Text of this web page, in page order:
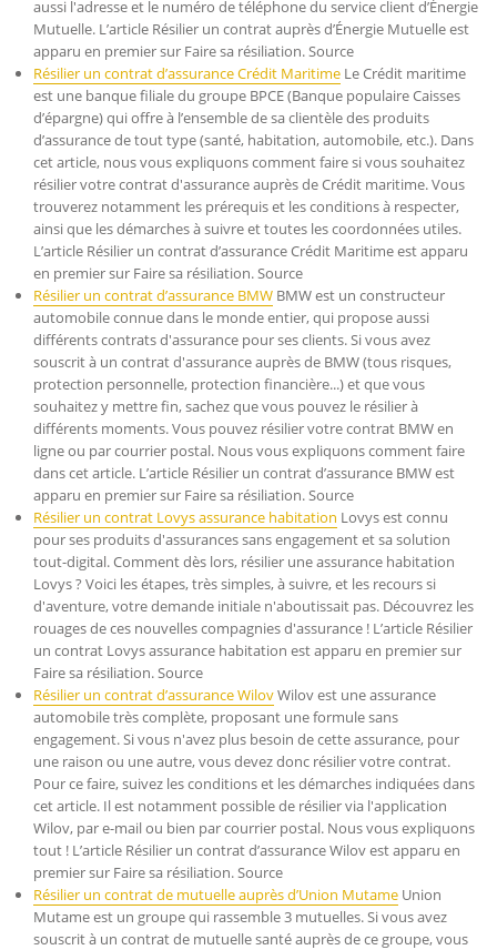
aussi l'adresse et le numéro de téléphone du service client d’Énergie
Mutuelle. L’article Résilier un contrat auprès d’Énergie Mutuelle est
apparu en premier sur Faire sa résiliation. Source
Résilier un contrat d’assurance Crédit Maritime Le Crédit maritime
est une banque filiale du groupe BPCE (Banque populaire Caisses
d’épargne) qui offre à l’ensemble de sa clientèle des produits
d’assurance de tout type (santé, habitation, automobile, etc.). Dans
cet article, nous vous expliquons comment faire si vous souhaitez
résilier votre contrat d'assurance auprès de Crédit maritime. Vous
trouverez notamment les prérequis et les conditions à respecter,
ainsi que les démarches à suivre et toutes les coordonnées utiles.
L’article Résilier un contrat d’assurance Crédit Maritime est apparu
en premier sur Faire sa résiliation. Source
Résilier un contrat d’assurance BMW BMW est un constructeur
automobile connue dans le monde entier, qui propose aussi
différents contrats d'assurance pour ses clients. Si vous avez
souscrit à un contrat d'assurance auprès de BMW (tous risques,
protection personnelle, protection financière...) et que vous
souhaitez y mettre fin, sachez que vous pouvez le résilier à
différents moments. Vous pouvez résilier votre contrat BMW en
ligne ou par courrier postal. Nous vous expliquons comment faire
dans cet article. L’article Résilier un contrat d’assurance BMW est
apparu en premier sur Faire sa résiliation. Source
Résilier un contrat Lovys assurance habitation Lovys est connu
pour ses produits d'assurances sans engagement et sa solution
tout-digital. Comment dès lors, résilier une assurance habitation
Lovys ? Voici les étapes, très simples, à suivre, et les recours si
d'aventure, votre demande initiale n'aboutissait pas. Découvrez les
rouages de ces nouvelles compagnies d'assurance ! L’article Résilier
un contrat Lovys assurance habitation est apparu en premier sur
Faire sa résiliation. Source
Résilier un contrat d’assurance WilovWilov est une assurance
automobile très complète, proposant une formule sans
engagement. Si vous n'avez plus besoin de cette assurance, pour
une raison ou une autre, vous devez donc résilier votre contrat.
Pour ce faire, suivez les conditions et les démarches indiquées dans
cet article. Il est notamment possible de résilier via l'application
Wilov, par e-mail ou bien par courrier postal. Nous vous expliquons
tout ! L’article Résilier un contrat d’assurance Wilov est apparu en
premier sur Faire sa résiliation. Source
Résilier un contrat de mutuelle auprès d’Union Mutame Union
Mutame est un groupe qui rassemble 3 mutuelles. Si vous avez
souscrit à un contrat de mutuelle santé auprès de ce groupe, vous